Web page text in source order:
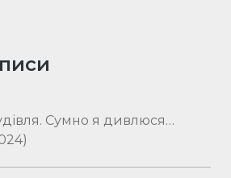
Сумно я дивлюся…